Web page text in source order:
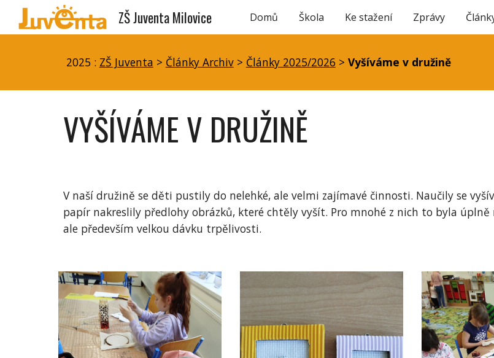
Skip to main content
ZŠ Juventa Milovice Domů Škola Ke stažení Zprávy
2025 : ZŠ Juventa > Články Archiv > Články 2025/2026 > Vyšíváme v družině
VYŠÍVÁME V DRUŽINĚ
V naší družině se děti pustily do nelehké, ale velmi zajímavé činnosti. Naučily se
papír nakreslily předlohy obrázků, které chtěly vyšít. Pro mnohé z nich to byla
ale především velkou dávku trpělivosti.